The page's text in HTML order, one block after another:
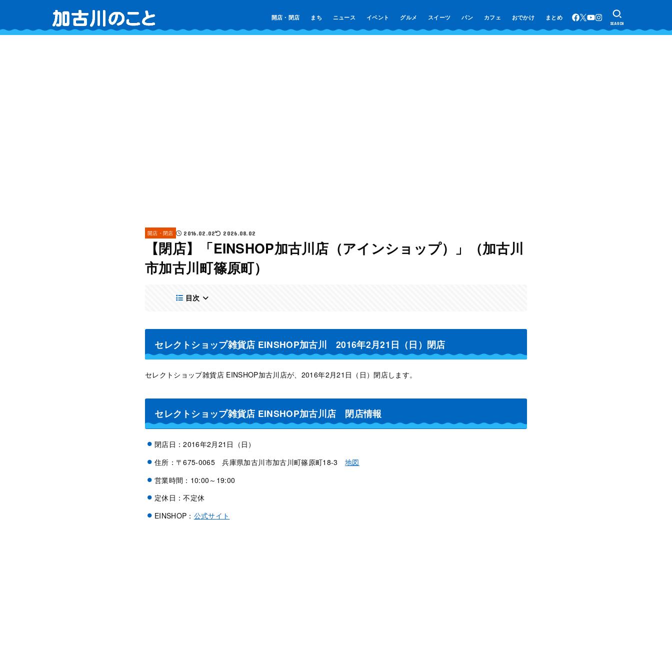
開店・閉店 まち ニュース イベント グルメ スイーツ パン カフェ おでかけ まとめ
SEARCH
開店・閉店 2016.02.02 2026.08.02
【閉店】「EINSHOP加古川店（アインショップ）」（加古川
市加古川町篠原町）
目次
セレクトショップ雑貨店 EINSHOP加古川 2016年2月21日（日）閉店
セレクトショップ雑貨店 EINSHOP加古川店が、2016年2月21日（日）閉店します。
セレクトショップ雑貨店 EINSHOP加古川店 閉店情報
閉店日：2016年2月21日（日）
住所：〒675-0065 兵庫県加古川市加古川町篠原町18-3地図
営業時間：10:00～19:00
定休日：不定休
EINSHOP： 公式サイト